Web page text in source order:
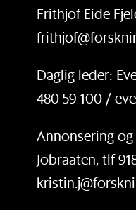
Frithjof Eide
Daglig leder:
480 59 100 /
Annonsering
Jobraaten, tlf